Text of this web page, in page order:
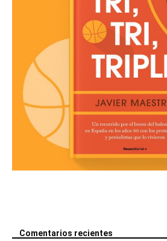
Comentarios recientes